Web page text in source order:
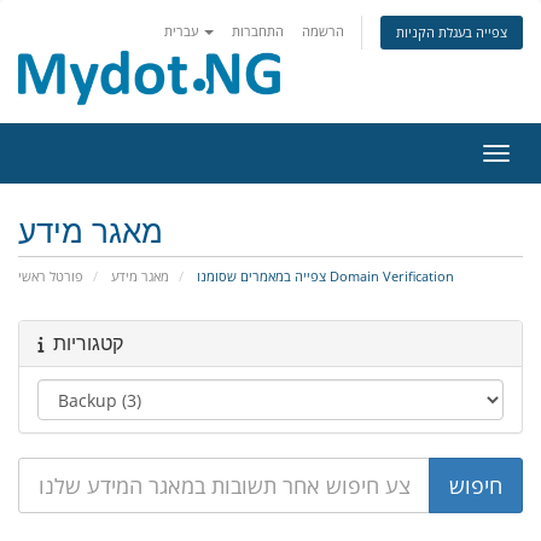
התחברות הרשמה צפייה בעגלת הקניות
מאגר מידע
פורטל ראשי מאגר מידע צפייה במאמרים שסומנו Domain Verification
קטגוריות